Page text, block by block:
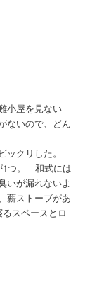
小屋を見ない
ないので、どん
ックリした。
1つ。 和式には
いが漏れないよ
薪ストーブがあ
スペースとロ